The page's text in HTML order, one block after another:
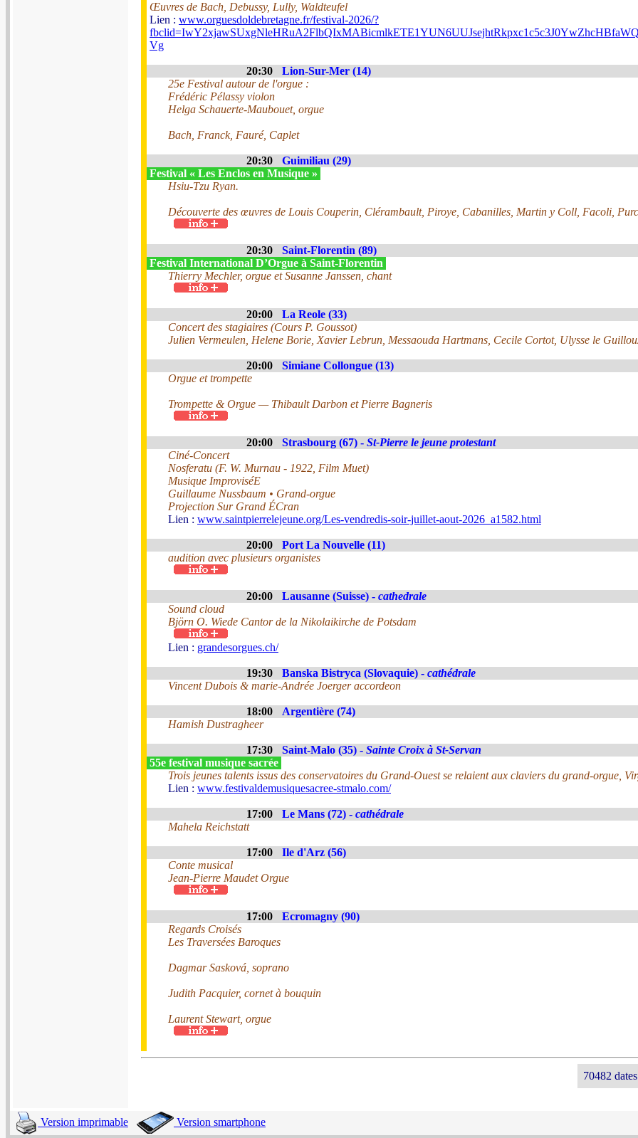
Œuvres de Bach, Debussy, Lully, Waldteufel
Lien : www.orguesdoldebretagne.fr/festival-2026/?
Vg
20:30
Lion-Sur-Mer (14)
25e Festival autour de l'orgue :
Frédéric Pélassy violon
Helga Schauerte-Maubouet, orgue
Bach, Franck, Fauré, Caplet
20:30
Guimiliau (29)
Festival « Les Enclos en Musique »
Hsiu-Tzu Ryan.
Découverte des œuvres de Louis Couperin, Clérambault, Piroye, Cabanilles, Martin y Coll, Facoli,
20:30
Saint-Florentin (89)
Festival International D’Orgue à Saint-Florentin
Thierry Mechler, orgue et Susanne Janssen, chant
20:00
La Reole (33)
Concert des stagiaires (Cours P. Goussot)
Julien Vermeulen, Helene Borie, Xavier Lebrun, Messaouda Hartmans, Cecile Cortot, Ulysse le
20:00
Simiane Collongue (13)
Orgue et trompette
Trompette & Orgue — Thibault Darbon et Pierre Bagneris
20:00 Strasbourg (67) - St-Pierre le jeune protestant
Ciné-Concert
Nosferatu (F. W. Murnau - 1922, Film Muet)
Musique ImproviséE
Guillaume Nussbaum • Grand-orgue
Projection Sur Grand ÉCran
Lien : www.saintpierrelejeune.org/Les-vendredis-soir-juillet-aout-2026_a1582.html
20:00
Port La Nouvelle (11)
audition avec plusieurs organistes
20:00 Lausanne (Suisse) - cathedrale
Sound cloud
Björn O. Wiede Cantor de la Nikolaikirche de Potsdam
Lien : grandesorgues.ch/
19:30 Banska Bistryca (Slovaquie) - cathédrale
Vincent Dubois & marie-Andrée Joerger accordeon
18:00
Argentière (74)
Hamish Dustragheer
17:30 Saint-Malo (35) - Sainte Croix à St-Servan
55e festival musique sacrée
Trois jeunes talents issus des conservatoires du Grand-Ouest se relaient aux claviers du grand-orgue,
Lien : www.festivaldemusiquesacree-stmalo.com/
17:00 Le Mans (72) - cathédrale
Mahela Reichstatt
17:00
Ile d'Arz (56)
Conte musical
Jean-Pierre Maudet Orgue
17:00
Ecromagny (90)
Regards Croisés
Les Traversées Baroques
Dagmar Sasková, soprano
Judith Pacquier, cornet à bouquin
Laurent Stewart, orgue
70482 dates
Version imprimable Version smartphone